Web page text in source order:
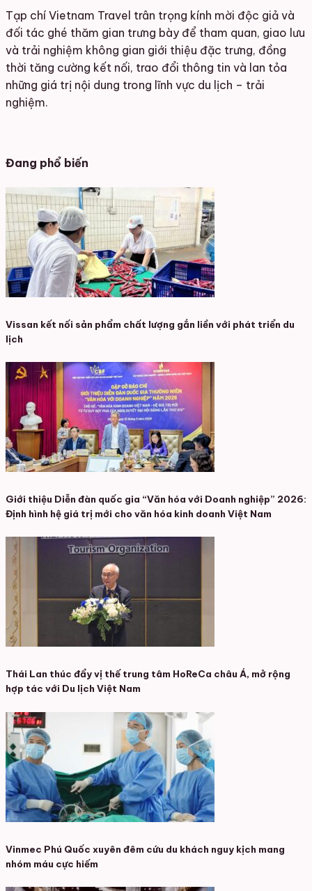
Tạp chí Vietnam Travel trân trọng kính mời độc giả và
đối tác ghé thăm gian trưng bày để tham quan, giao lưu
và trải nghiệm không gian giới thiệu đặc trưng, đồng
thời tăng cường kết nối, trao đổi thông tin và lan tỏa
những giá trị nội dung trong lĩnh vực du lịch – trải
nghiệm.
Đang phổ biến
Vissan kết nối sản phẩm chất lượng gắn liền với phát triển du
lịch
Giới thiệu Diễn đàn quốc gia “Văn hóa với Doanh nghiệp” 2026:
Định hình hệ giá trị mới cho văn hóa kinh doanh Việt Nam
Thái Lan thúc đẩy vị thế trung tâm HoReCa châu Á, mở rộng
hợp tác với Du lịch Việt Nam
Vinmec Phú Quốc xuyên đêm cứu du khách nguy kịch mang
nhóm máu cực hiếm